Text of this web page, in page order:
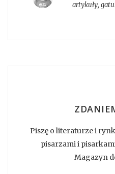
artykuły,
Piszę o literaturze i
pisarzami i
Magazyn